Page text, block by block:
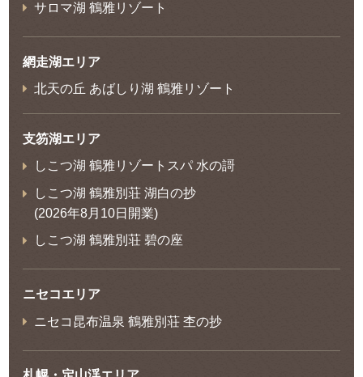
サロマ湖 鶴雅リゾート
網走湖エリア
北天の丘 あばしり湖 鶴雅リゾート
支笏湖エリア
しこつ湖 鶴雅リゾートスパ 水の謌
しこつ湖 鶴雅別荘 湖白の抄
(2026年8月10日開業)
しこつ湖 鶴雅別荘 碧の座
ニセコエリア
ニセコ昆布温泉 鶴雅別荘 杢の抄